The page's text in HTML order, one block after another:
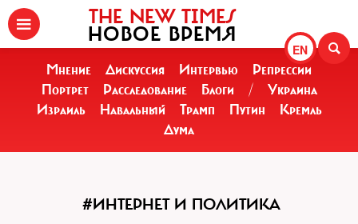
EN
THE NEW TIMES
НОВОЕ ВРЕМЯ
Мнение Дискуссия Интервью
Репрессии
Портрет
Расследование Блоги /
Украина
Израиль
Навальный Трамп Путин
Кремль
Дума
#ИНТЕРНЕТ И ПОЛИТИКА